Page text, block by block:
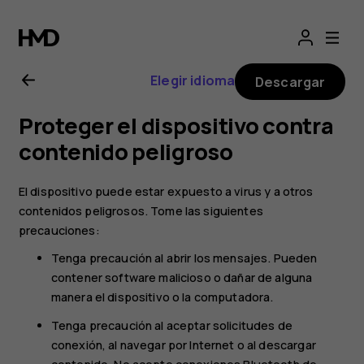
Manual
del
usuario
de
Nokia
2.1
Elegir idioma Descargar
Proteger el dispositivo contra
contenido peligroso
El dispositivo puede estar expuesto a virus y a otros
contenidos peligrosos. Tome las siguientes
precauciones:
Tenga precaución al abrir los mensajes. Pueden
contener software malicioso o dañar de alguna
manera el dispositivo o la computadora.
Tenga precaución al aceptar solicitudes de
conexión, al navegar por Internet o al descargar